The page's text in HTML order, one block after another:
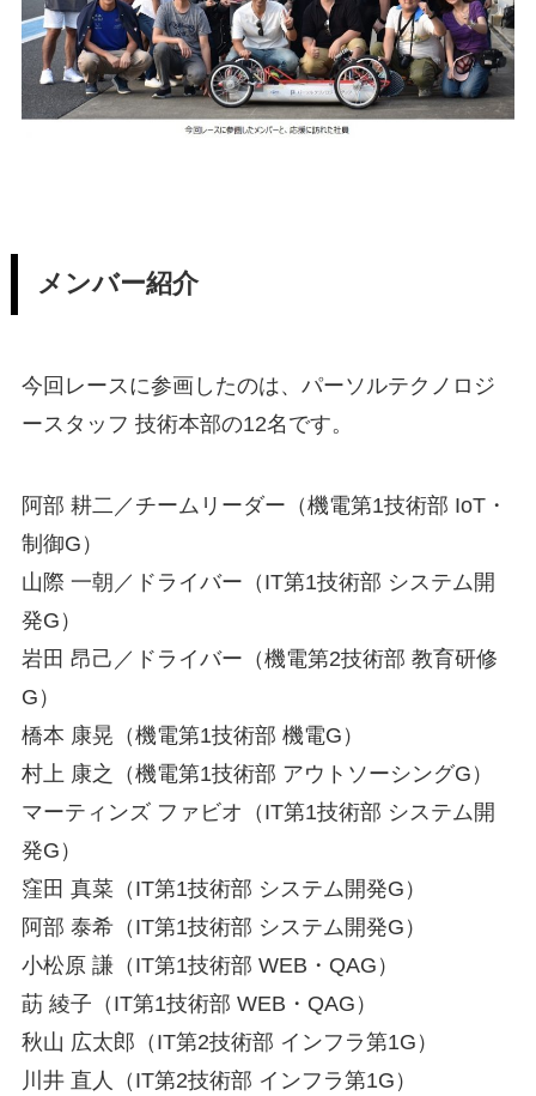
メンバー紹介
今回レースに参画したのは、パーソルテクノロジ
ースタッフ 技術本部の12名です。
阿部 耕二／チームリーダー（機電第1技術部 IoT・
制御G）
山際 一朝／ドライバー（IT第1技術部 システム開
発G）
岩田 昂己／ドライバー（機電第2技術部 教育研修
G）
橋本 康晃（機電第1技術部 機電G）
村上 康之（機電第1技術部 アウトソーシングG）
マーティンズ ファビオ（IT第1技術部 システム開
発G）
窪田 真菜（IT第1技術部 システム開発G）
阿部 泰希（IT第1技術部 システム開発G）
小松原 謙（IT第1技術部 WEB・QAG）
莇 綾子（IT第1技術部 WEB・QAG）
秋山 広太郎（IT第2技術部 インフラ第1G）
川井 直人（IT第2技術部 インフラ第1G）